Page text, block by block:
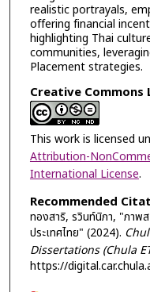
realistic portrayals,
offering financial
highlighting Thai
communities,
Placement strategies.
Creative Commons
This work is licensed
Attribution-
International License.
Recommended
ทองสาริ, รวินท์นิภา, "ภาพส
ประเทศไทย" (2024).
Dissertations (Chula
https://